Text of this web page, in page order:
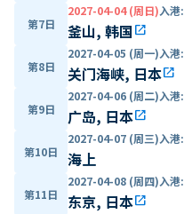
第7日
2027-04-04 (周日)入港:
釜山, 韩国open_in_new
第8日
2027-04-05 (周一)入港:
关门海峡, 日本open_in_new
第9日
2027-04-06 (周二)入港:
广岛, 日本open_in_new
第10日
2027-04-07 (周三)入港:
海上
第11日
2027-04-08 (周四)入港:
东京, 日本open_in_new